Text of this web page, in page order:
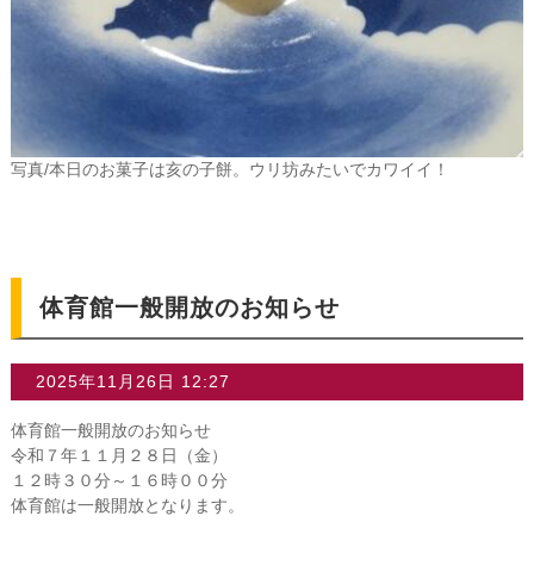
写真/本日のお菓子は亥の子餅。ウリ坊みたいでカワイイ！
体育館一般開放のお知らせ
2025年11月26日 12:27
体育館一般開放のお知らせ
令和７年１１月２８日（金）
１２時３０分～１６時００分
体育館は一般開放となります。